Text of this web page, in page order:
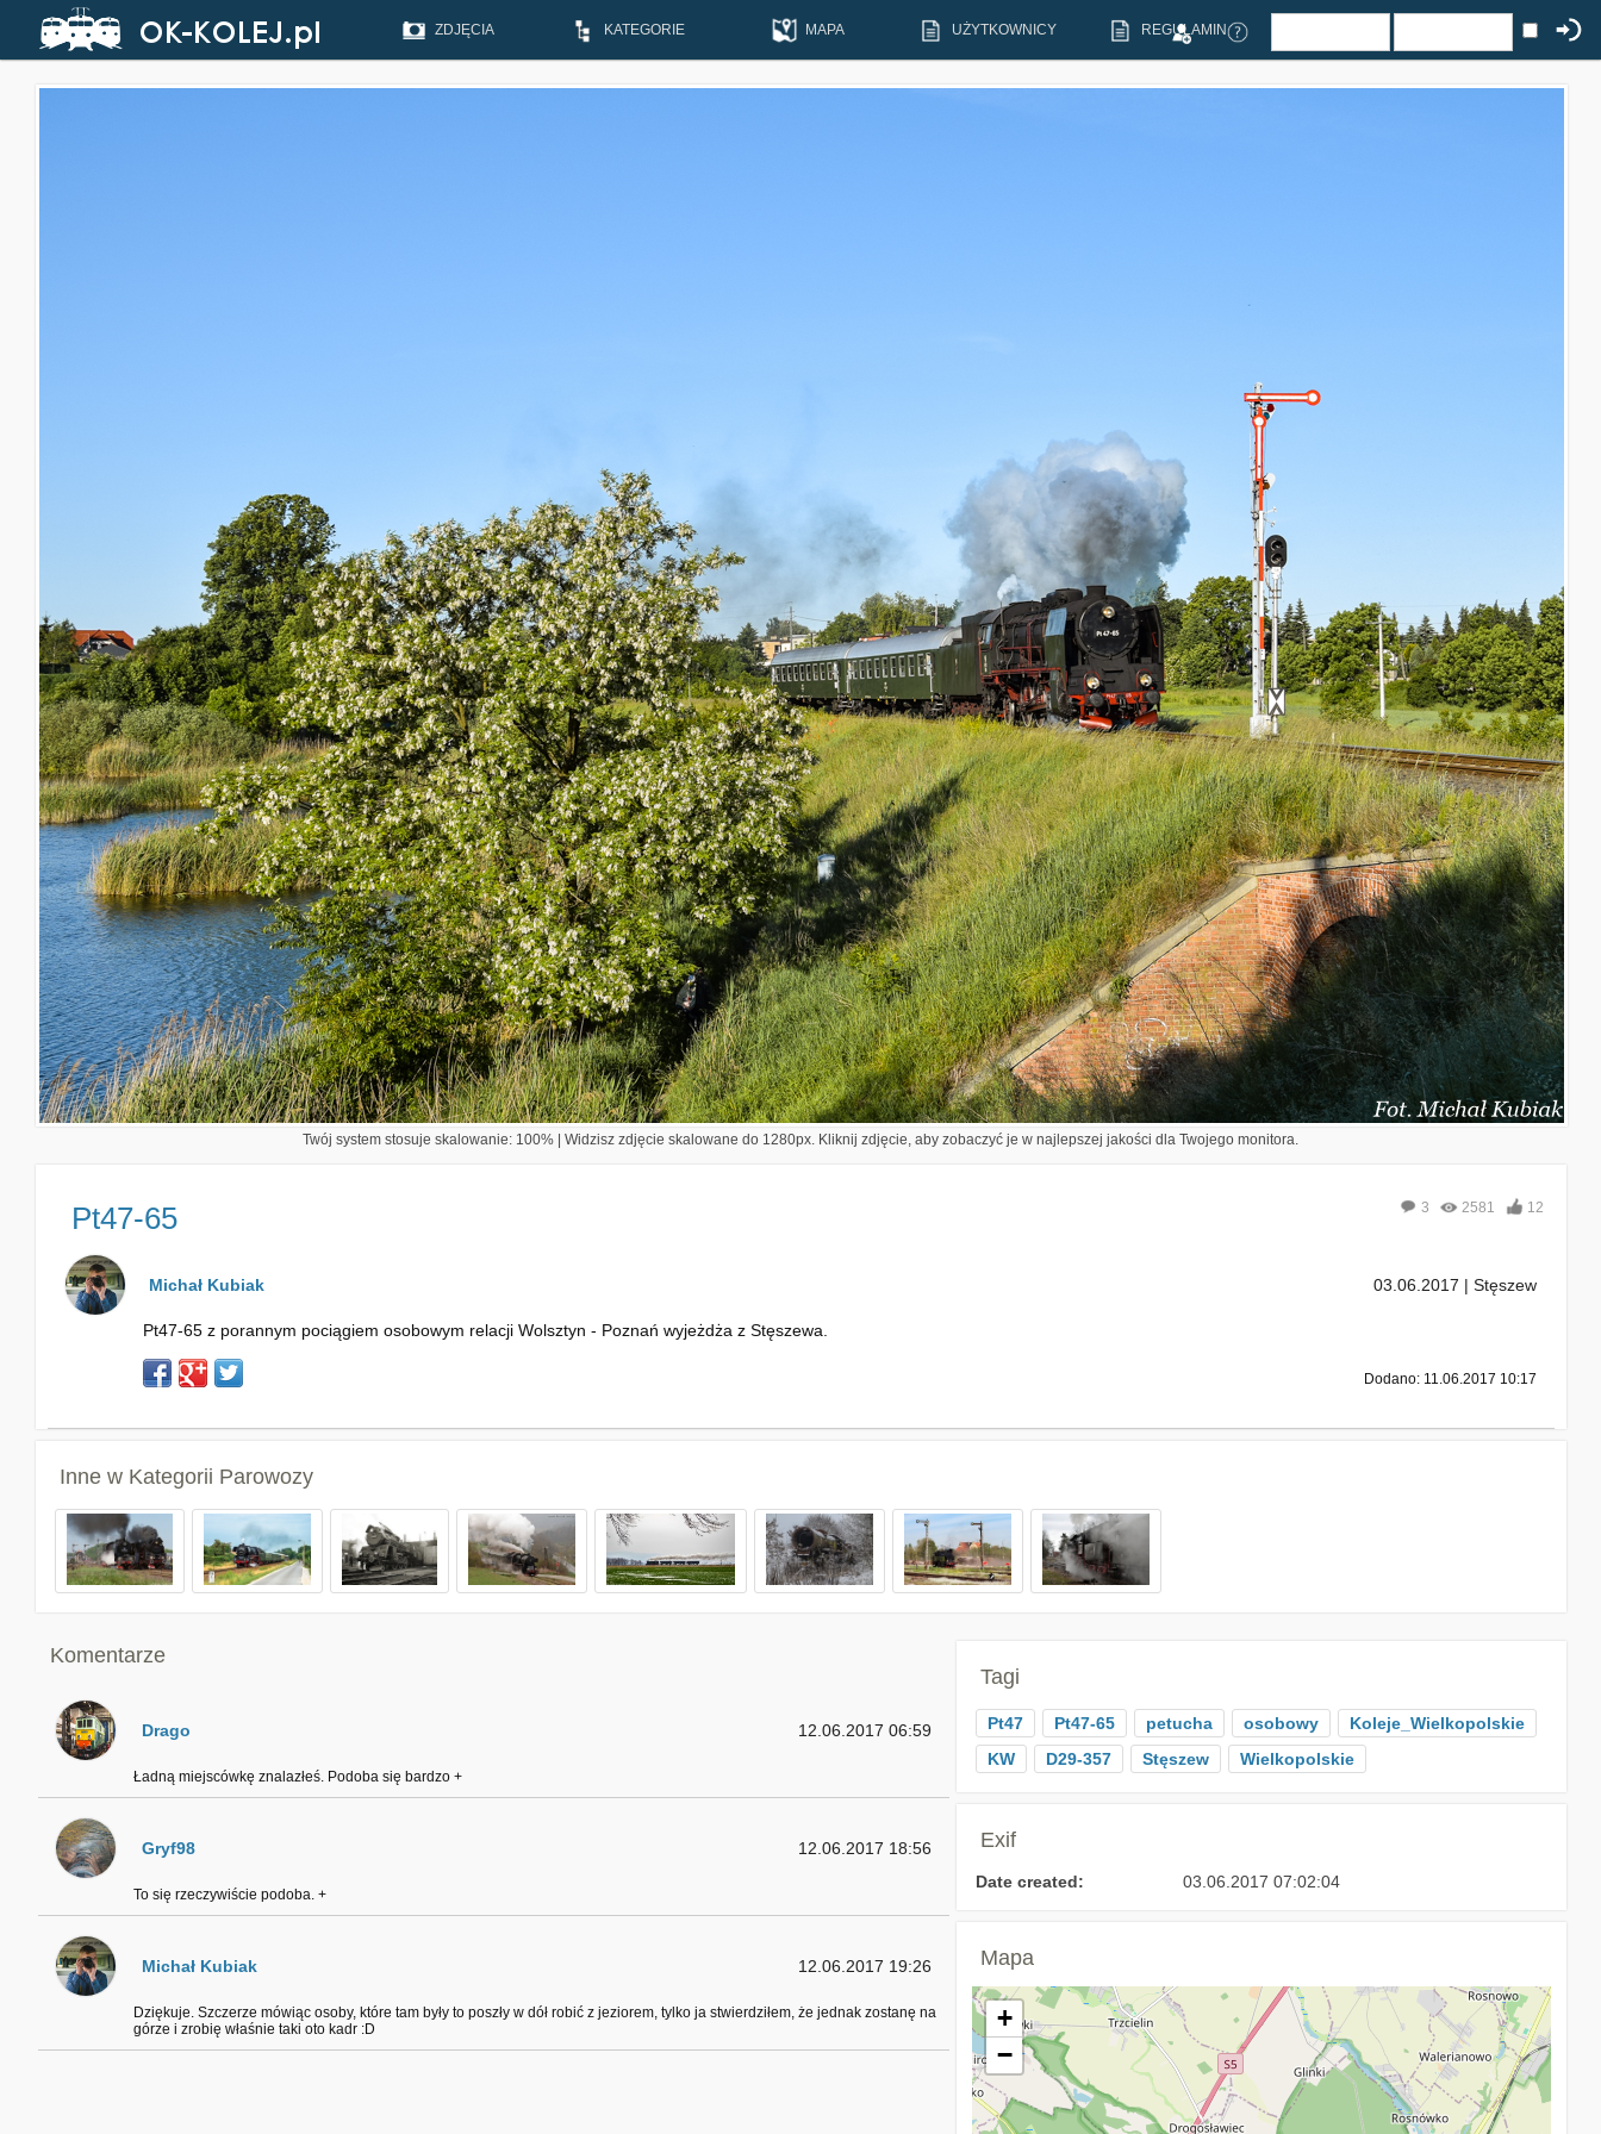
ZDJĘCIA KATEGORIE MAPA UŻYTKOWNICY REGULAMIN
Twój system stosuje skalowanie: 100% | Widzisz zdjęcie skalowane do 1280px. Kliknij zdjęcie, aby zobaczyć je w najlepszej jakości dla Twojego monitora.
Pt47-65 3 2581 12
Michał Kubiak 03.06.2017 | Stęszew
Pt47-65 z porannym pociągiem osobowym relacji Wolsztyn - Poznań wyjeżdża z Stęszewa.
Dodano: 11.06.2017 10:17
Inne w Kategorii Parowozy
Komentarze
Drago 12.06.2017 06:59
Ładną miejscówkę znalazłeś. Podoba się bardzo +
Gryf98 12.06.2017 18:56
To się rzeczywiście podoba. +
Michał Kubiak 12.06.2017 19:26
Dziękuje. Szczerze mówiąc osoby, które tam były to poszły w dół robić z jeziorem, tylko ja stwierdziłem, że jednak zostanę na
górze i zrobię właśnie taki oto kadr :D
Tagi
Pt47 Pt47-65 petucha osobowy
Koleje_Wielkopolskie
KW
D29-357 Stęszew Wielkopolskie
Exif
Date created: 03.06.2017 07:02:04
Mapa
+
−